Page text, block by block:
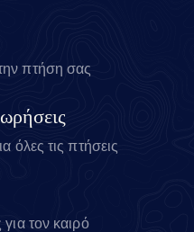
πτήση σας
όλες τις πτήσεις
τον καιρό